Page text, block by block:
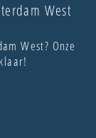
West
West? Onze